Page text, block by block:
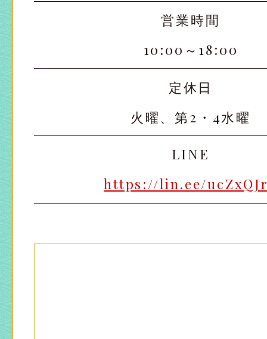
営業時間
10:00～18:00
定休日
火曜、第2・4水曜
LINE
https://lin.ee/